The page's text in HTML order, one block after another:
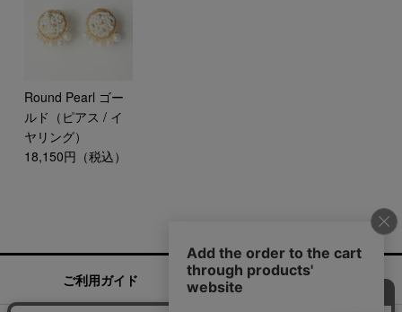
Round Pearl ゴー
ルド（ピアス / イ
ヤリング）
18,150円（税込）
ご利用ガイド お問い合わせ 実店舗情報